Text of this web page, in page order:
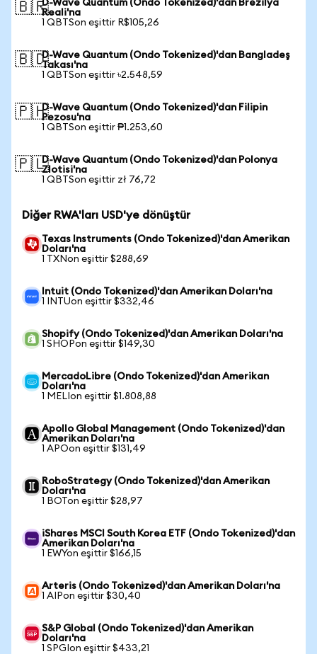
🇧🇷D-Wave Quantum (Ondo Tokenized)'dan Brezilya
Reali'na
1 QBTSon eşittir R$105,26
🇧🇩D-Wave Quantum (Ondo Tokenized)'dan Bangladeş
Takası'na
1 QBTSon eşittir ৳2.548,59
🇵🇭D-Wave Quantum (Ondo Tokenized)'dan Filipin
Pezosu'na
1 QBTSon eşittir ₱1.253,60
🇵🇱D-Wave Quantum (Ondo Tokenized)'dan Polonya
Zlotisi'na
1 QBTSon eşittir zł 76,72
Diğer RWA'ları USD'ye dönüştür
Texas Instruments (Ondo Tokenized)'dan Amerikan
Doları'na
1 TXNon eşittir $288,69
Intuit (Ondo Tokenized)'dan Amerikan Doları'na
1 INTUon eşittir $332,46
Shopify (Ondo Tokenized)'dan Amerikan Doları'na
1 SHOPon eşittir $149,30
MercadoLibre (Ondo Tokenized)'dan Amerikan
Doları'na
1 MELIon eşittir $1.808,88
Apollo Global Management (Ondo Tokenized)'dan
Amerikan Doları'na
1 APOon eşittir $131,49
RoboStrategy (Ondo Tokenized)'dan Amerikan
Doları'na
1 BOTon eşittir $28,97
iShares MSCI South Korea ETF (Ondo Tokenized)'dan
Amerikan Doları'na
1 EWYon eşittir $166,15
Arteris (Ondo Tokenized)'dan Amerikan Doları'na
1 AIPon eşittir $30,40
S&P Global (Ondo Tokenized)'dan Amerikan
Doları'na
1 SPGIon eşittir $433,21